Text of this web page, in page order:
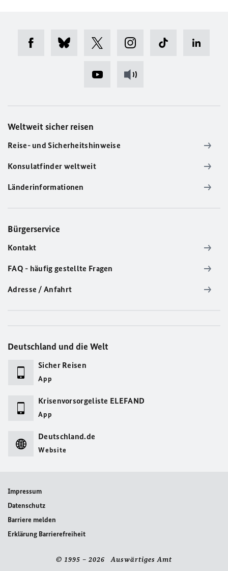
Weltweit sicher reisen
Reise- und Sicherheitshinweise
Konsulatfinder weltweit
Länderinformationen
Bürgerservice
Kontakt
FAQ - häufig gestellte Fragen
Adresse / Anfahrt
Deutschland und die Welt
Sicher Reisen
App
Krisenvorsorgeliste ELEFAND
App
Deutschland.de
Website
Impressum
Datenschutz
Barriere melden
Erklärung Barrierefreiheit
© 1995 – 2026 Auswärtiges Amt